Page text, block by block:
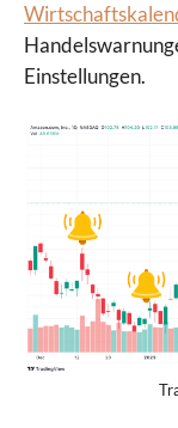
Einstellungen.